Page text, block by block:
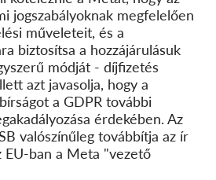
jogszabályoknak megfelelően
műveleteit, és a
biztosítsa a hozzájárulásuk
módját - díjfizetés
azt javasolja, hogy a
a GDPR további
érdekében. Az
valószínűleg továbbítja az ír
EU-ban a Meta "vezető